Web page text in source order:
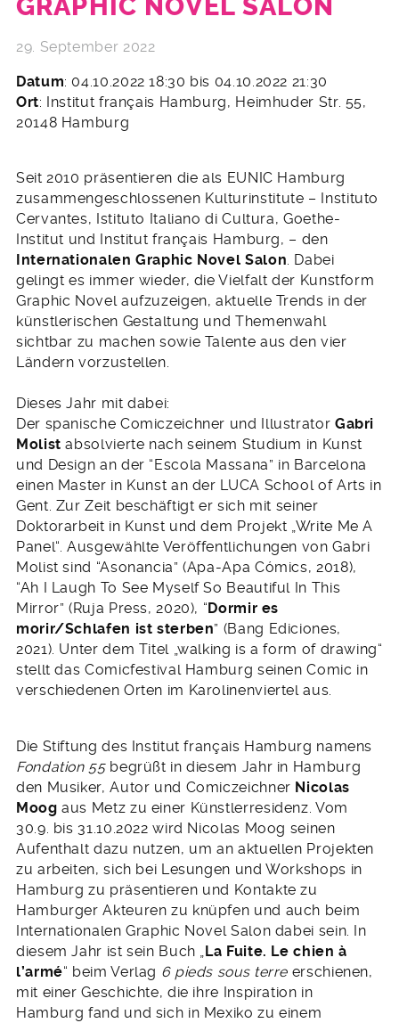
GRAPHIC NOVEL SALON
29. September 2022
Datum: 04.10.2022 18:30 bis 04.10.2022 21:30
Ort: Institut français Hamburg, Heimhuder Str. 55,
20148 Hamburg
Seit 2010 präsentieren die als EUNIC Hamburg
zusammengeschlossenen Kulturinstitute – Instituto
Cervantes, Istituto Italiano di Cultura, Goethe-
Institut und Institut français Hamburg, – den
Internationalen Graphic Novel Salon. Dabei
gelingt es immer wieder, die Vielfalt der Kunstform
Graphic Novel aufzuzeigen, aktuelle Trends in der
künstlerischen Gestaltung und Themenwahl
sichtbar zu machen sowie Talente aus den vier
Ländern vorzustellen.
Dieses Jahr mit dabei:
Der spanische Comiczeichner und Illustrator Gabri
Molist absolvierte nach seinem Studium in Kunst
und Design an der “Escola Massana” in Barcelona
einen Master in Kunst an der LUCA School of Arts in
Gent. Zur Zeit beschäftigt er sich mit seiner
Doktorarbeit in Kunst und dem Projekt „Write Me A
Panel“. Ausgewählte Veröffentlichungen von Gabri
Molist sind “Asonancia” (Apa-Apa Cómics, 2018),
“Ah I Laugh To See Myself So Beautiful In This
Mirror” (Ruja Press, 2020), “ Dormir es
morir/Schlafen ist sterben” (Bang Ediciones,
2021). Unter dem Titel „walking is a form of drawing“
stellt das Comicfestival Hamburg seinen Comic in
verschiedenen Orten im Karolinenviertel aus.
Die Stiftung des Institut français Hamburg namens
Fondation 55begrüßt in diesem Jahr in Hamburg
den Musiker, Autor und Comiczeichner Nicolas
Moog aus Metz zu einer Künstlerresidenz. Vom
30.9. bis 31.10.2022 wird Nicolas Moog seinen
Aufenthalt dazu nutzen, um an aktuellen Projekten
zu arbeiten, sich bei Lesungen und Workshops in
Hamburg zu präsentieren und Kontakte zu
Hamburger Akteuren zu knüpfen und auch beim
Internationalen Graphic Novel Salon dabei sein. In
diesem Jahr ist sein Buch „La Fuite. Le chien à
l’armé“ beim Verlag 6 pieds sous terre erschienen,
mit einer Geschichte, die ihre Inspiration in
Hamburg fand und sich in Mexiko zu einem